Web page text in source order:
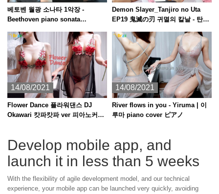
베토벤 월광 소나타 1악장 -
Beethoven piano sonata
Demon Slayer_Tanjiro no Uta
EP19 鬼滅の刃 귀멸의 칼날 - 탄지
ピアノ 칼림바 カリンバ
14/08/2021
Flower Dance 플라워댄스 DJ
Okawari 캇파캇파 ver 피아노커버
14/08/2021
River flows in you - Yiruma | 이
루마 piano cover ピアノ
Develop mobile app, and
launch it in less than 5 weeks
With the flexibility of agile development model, and our technical
experience, your mobile app can be launched very quickly, avoiding